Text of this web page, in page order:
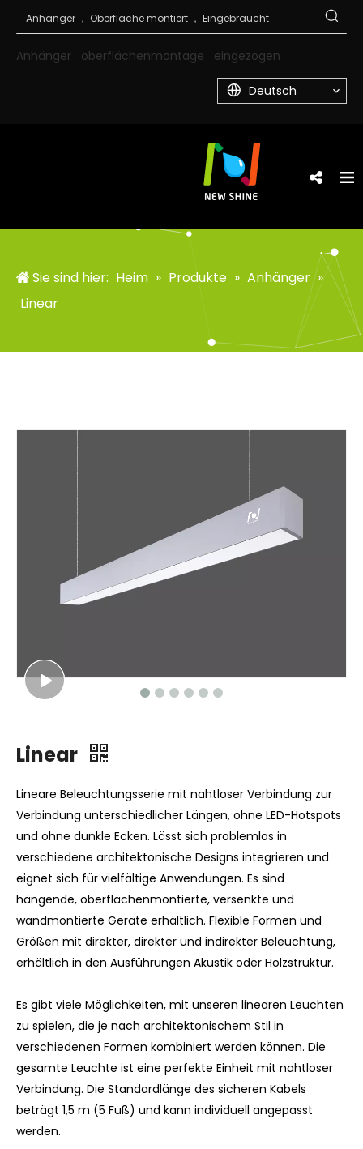
Anhänger oberflächenmontage eingezogen
Deutsch
Sie sind hier: Heim » Produkte » Anhänger »
Linear
Linear
Lineare Beleuchtungsserie mit nahtloser Verbindung zur
Verbindung unterschiedlicher Längen, ohne LED-Hotspots
und ohne dunkle Ecken. Lässt sich problemlos in
verschiedene architektonische Designs integrieren und
eignet sich für vielfältige Anwendungen. Es sind
hängende, oberflächenmontierte, versenkte und
wandmontierte Geräte erhältlich. Flexible Formen und
Größen mit direkter, direkter und indirekter Beleuchtung,
erhältlich in den Ausführungen Akustik oder Holzstruktur.
Es gibt viele Möglichkeiten, mit unseren linearen Leuchten
zu spielen, die je nach architektonischem Stil in
verschiedenen Formen kombiniert werden können. Die
gesamte Leuchte ist eine perfekte Einheit mit nahtloser
Verbindung. Die Standardlänge des sicheren Kabels
beträgt 1,5 m (5 Fuß) und kann individuell angepasst
werden.